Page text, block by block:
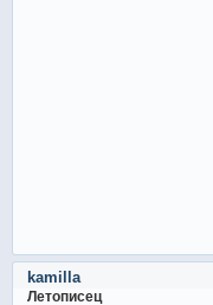
kamilla
Летописец